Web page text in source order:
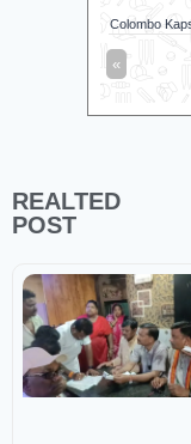
Colombo
«
REALTED
POST